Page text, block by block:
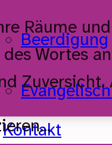
Beerdigung
Kontakt
Räume
Wortes